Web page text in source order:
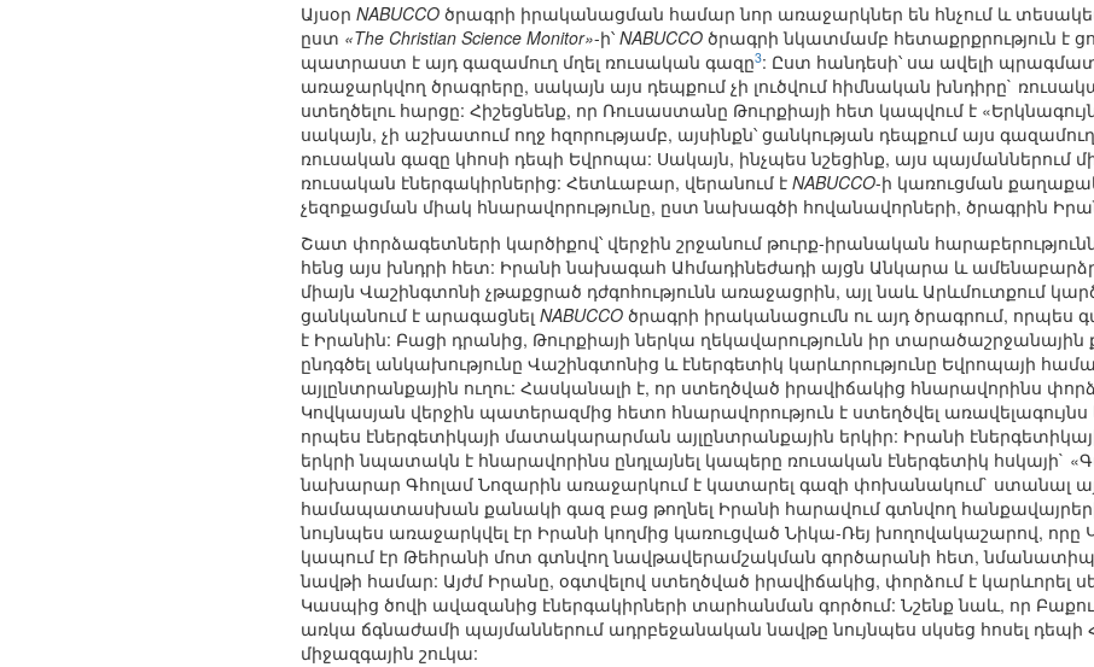
Այսօր NABUCCO ծրագրի իրականացման համար նոր առաջարկներ են հնչում և
ըստ «The Christian Science Monitor»-ի՝ NABUCCO ծրագրի նկատմամբ հետաքրքրություն է
պատրաստ է այդ գազամուղ մղել ռուսական գազը3: Ըստ հանդեսի՝ սա ավելի
առաջարկվող ծրագրերը, սակայն այս դեպքում չի լուծվում հիմնական խնդիրը`
ստեղծելու հարցը: Հիշեցնենք, որ Ռուսաստանը Թուրքիայի հետ կապվում է
սակայն, չի աշխատում ողջ հզորությամբ, այսինքն՝ ցանկության դեպքում այս
ռուսական գազը կհոսի դեպի Եվրոպա: Սակայն, ինչպես նշեցինք, այս պայմաններում
ռուսական էներգակիրներից: Հետևաբար, վերանում է NABUCCO-ի կառուցման
չեզոքացման միակ հնարավորությունը, ըստ նախագծի հովանավորների, ծրագրին
Շատ փորձագետների կարծիքով՝ վերջին շրջանում թուրք-իրանական
հենց այս խնդրի հետ: Իրանի նախագահ Ահմադինեժադի այցն Անկարա և ամենաբարձր
միայն Վաշինգտոնի չթաքցրած դժգոհությունն առաջացրին, այլ նաև Արևմուտքում
ցանկանում է արագացնել NABUCCO ծրագրի իրականացումն ու այդ ծրագրում,
է Իրանին: Բացի դրանից, Թուրքիայի ներկա ղեկավարությունն իր
ընդգծել անկախությունը Վաշինգտոնից և էներգետիկ կարևորությունը Եվրոպայի
այլընտրանքային ուղու: Հասկանալի է, որ ստեղծված իրավիճակից հնարավորինս
Կովկասյան վերջին պատերազմից հետո հնարավորություն է ստեղծվել
որպես էներգետիկայի մատակարարման այլընտրանքային երկիր: Իրանի
երկրի նպատակն է հնարավորինս ընդլայնել կապերը ռուսական էներգետիկ հսկայի`
նախարար Գհոլամ Նոզարին առաջարկում է կատարել գազի փոխանակում` ստանալ
համապատասխան քանակի գազ բաց թողնել Իրանի հարավում գտնվող
նույնպես առաջարկվել էր Իրանի կողմից կառուցված Նիկա-Ռեյ խողովակաշարով,
կապում էր Թեհրանի մոտ գտնվող նավթավերամշակման գործարանի հետ,
նավթի համար: Այժմ Իրանը, օգտվելով ստեղծված իրավիճակից, փորձում է կարևորել
Կասպից ծովի ավազանից էներգակիրների տարհանման գործում: Նշենք նաև, որ
առկա ճգնաժամի պայմաններում ադրբեջանական նավթը նույնպես սկսեց հոսել
միջազգային շուկա: